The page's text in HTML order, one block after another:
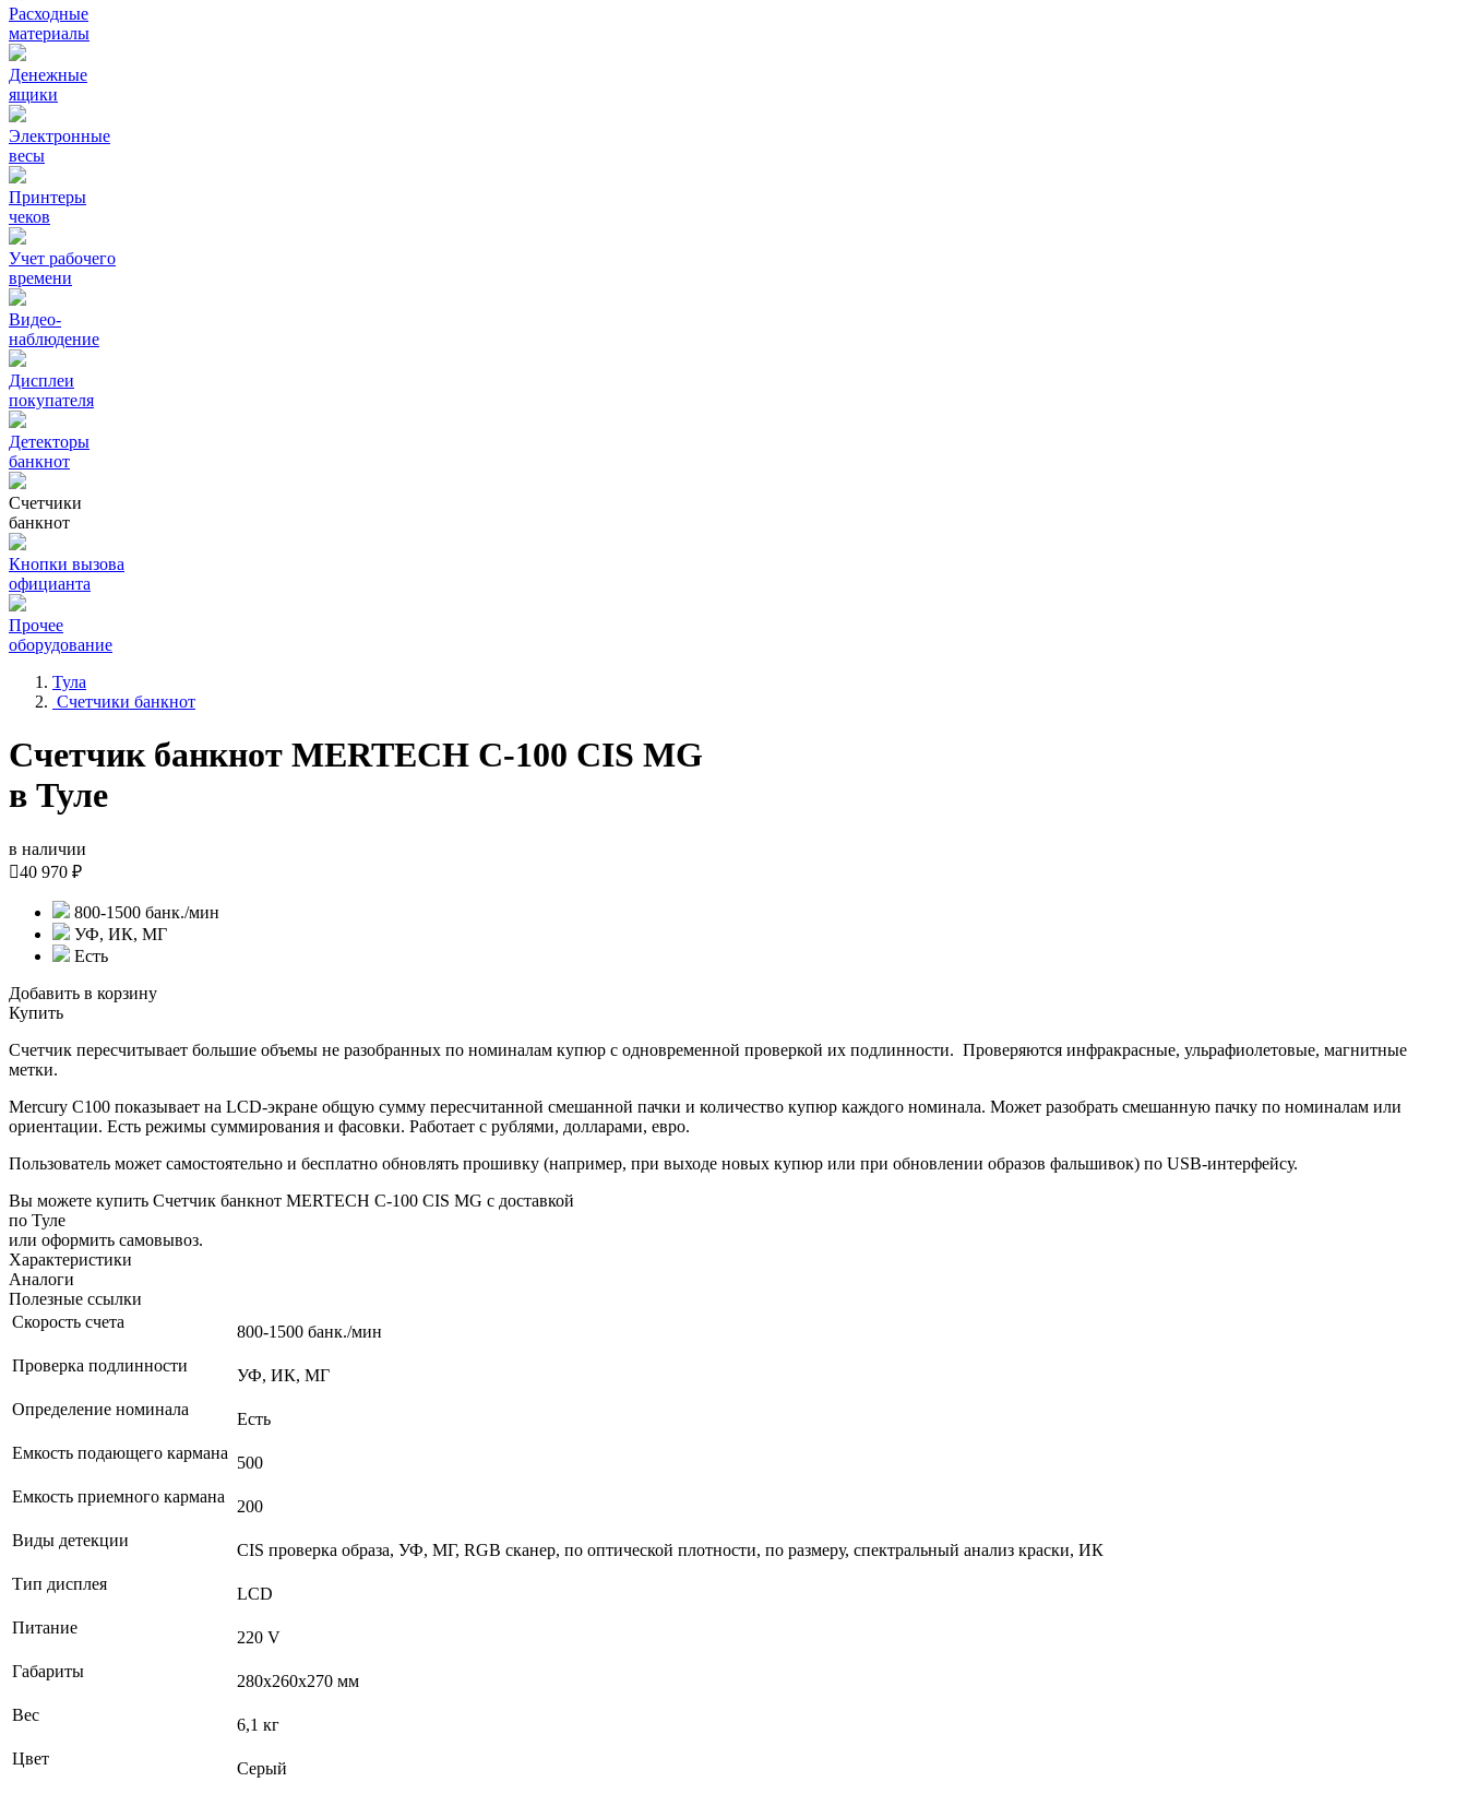
Расходные
материалы
Денежные
ящики
Электронные
весы
Принтеры
чеков
Учет рабочего
времени
Видео‑
наблюдение
Дисплеи
покупателя
Детекторы
банкнот
Счетчики
банкнот
Кнопки вызова
официанта
Прочее
оборудование
Тула
Счетчики банкнот
Счетчик банкнот MERTECH C-100 CIS MG
в Туле
в наличии
40 970 ₽
800-1500 банк./мин
УФ, ИК, МГ
Есть
Добавить в корзину
Купить
Счетчик пересчитывает большие объемы не разобранных по номиналам купюр с одновременной проверкой их подлинности. Проверяются инфракрасные, ульрафиолетовые, магнитные
метки.
Mercury С100 показывает на LCD-экране общую сумму пересчитанной смешанной пачки и количество купюр каждого номинала. Может разобрать смешанную пачку по номиналам или
ориентации. Есть режимы суммирования и фасовки. Работает с рублями, долларами, евро.
Пользователь может самостоятельно и бесплатно обновлять прошивку (например, при выходе новых купюр или при обновлении образов фальшивок) по USB-интерфейсу.
Вы можете купить Счетчик банкнот MERTECH C-100 CIS MG с доставкой
по Туле
или оформить самовывоз.
Характеристики
Аналоги
Полезные ссылки
Скорость счета
800-1500 банк./мин
Проверка подлинности
УФ, ИК, МГ
Определение номинала
Есть
Емкость подающего кармана
500
Емкость приемного кармана
200
Виды детекции
CIS проверка образа, УФ, МГ, RGB сканер, по оптической плотности, по размеру, спектральный анализ краски, ИК
Тип дисплея
LCD
Питание
220 V
Габариты
280х260х270 мм
Вес
6,1 кг
Цвет
Серый